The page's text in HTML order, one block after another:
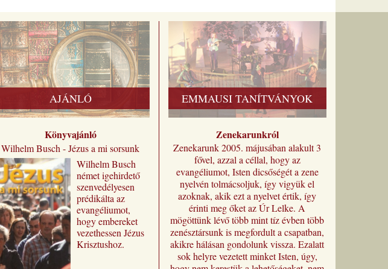
AJÁNLÓ
Könyvajánló
Wilhelm Busch - Jézus a mi sorsunk
Wilhelm ​Busch
német igehirdető
szenvedélyesen
prédikálta az
evangéliumot,
hogy embereket
vezethessen Jézus
Krisztushoz.
EMMAUSI TANÍTVÁNYOK
Zenekarunkról
Zenekarunk 2005. májusában alakult 3
fővel, azzal a céllal, hogy az
evangéliumot, Isten dicsőségét a zene
nyelvén tolmácsoljuk, így vigyük el
azoknak, akik ezt a nyelvet értik, így
érinti meg őket az Úr Lelke. A
mögöttünk lévő több mint tíz évben több
zenésztársunk is megfordult a csapatban,
akikre hálásan gondolunk vissza. Ezalatt
sok helyre vezetett minket Isten, úgy,